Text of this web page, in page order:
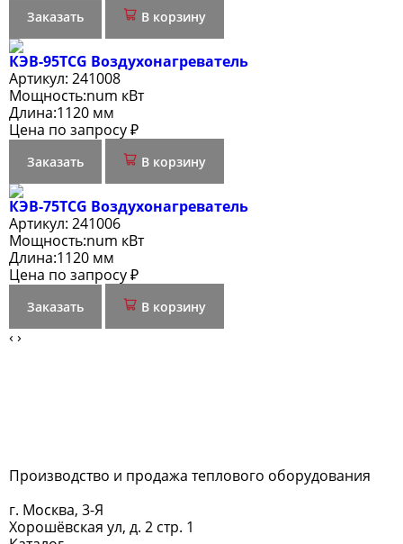
Заказать В корзину
КЭВ-95TСG Воздухонагреватель
Артикул: 241008
Мощность:num кВт
Длина:1120 мм
Цена по запросу ₽
Заказать В корзину
КЭВ-75TСG Воздухонагреватель
Артикул: 241006
Мощность:num кВт
Длина:1120 мм
Цена по запросу ₽
Заказать В корзину
‹ ›
Производство и продажа теплового оборудования
г. Москва, 3-Я
Хорошёвская ул, д. 2 стр. 1